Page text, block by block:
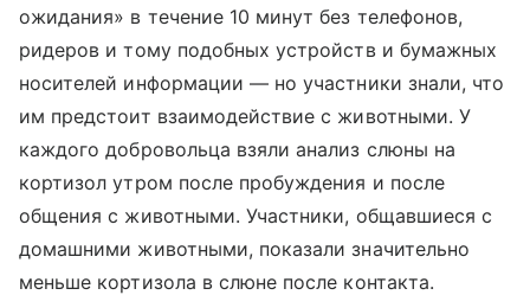
ожидания» в течение 10 минут без телефонов,
ридеров и тому подобных устройств и бумажных
носителей информации — но участники знали, что
им предстоит взаимодействие с животными. У
каждого добровольца взяли анализ слюны на
кортизол утром после пробуждения и после
общения с животными. Участники, общавшиеся с
домашними животными, показали значительно
меньше кортизола в слюне после контакта.